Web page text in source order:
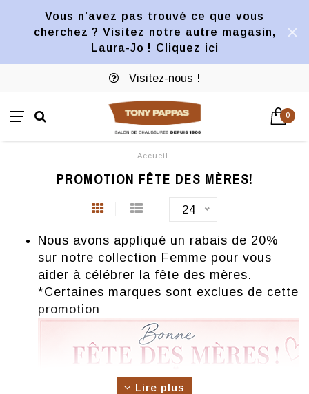
Vous n’avez pas trouvé ce que vous
cherchez ? Visitez notre autre magasin,
Laura-Jo ! Cliquez ici
Visitez-nous !
0
Accueil
PROMOTION FÊTE DES MÈRES!
24
Nous avons appliqué un rabais de 20%
sur notre collection Femme pour vous
aider à célébrer la fête des mères.
*Certaines marques sont exclues de cette
promotion
Lire plus